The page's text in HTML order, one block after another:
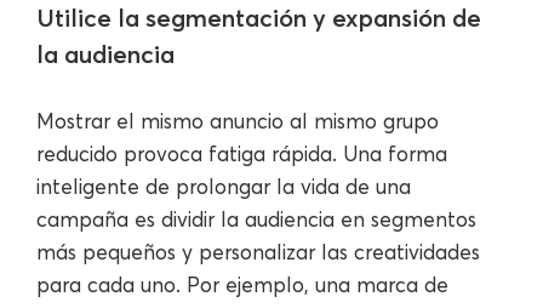
Utilice la segmentación y expansión de
la audiencia
Mostrar el mismo anuncio al mismo grupo
reducido provoca fatiga rápida. Una forma
inteligente de prolongar la vida de una
campaña es dividir la audiencia en segmentos
más pequeños y personalizar las creatividades
para cada uno. Por ejemplo, una marca de